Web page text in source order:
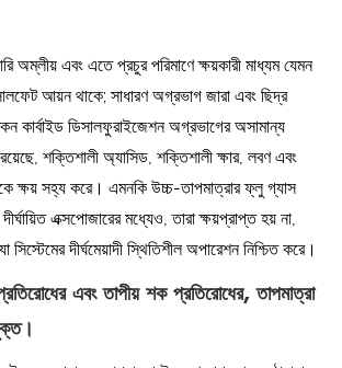
অম্লীয় এবং এতে প্রচুর পরিমাণে ক্ষয়কারী মাধ্যম যেমন
আয়ন থাকে; সাধারণ অগ্রভাগ জারা এবং ছিদ্র
কার্বাইড ডিসালফুরাইজেশন অগ্রভাগের অসামান্য
শক্তিশালী অ্যাসিড, শক্তিশালী ক্ষার, লবণ এবং
ক্ষয় সহ্য করে। এমনকি উচ্চ-তাপমাত্রার ফ্লু গ্যাস
এক্সপোজারের মধ্যেও, তারা ক্ষয়প্রাপ্ত হয় না,
দীর্ঘমেয়াদী স্থিতিশীল অপারেশন নিশ্চিত করে।
এবং তাপীয় শক প্রতিরোধের, তাপমাত্রা